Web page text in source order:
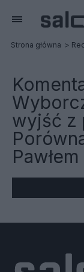
Strona główna
wyjść z
Pawłem